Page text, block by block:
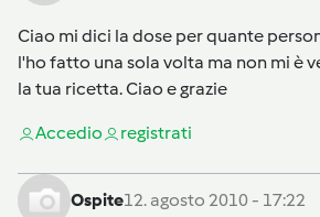
Ciao mi dici la dose per quante
l'ho fatto una sola volta ma non mi è
la tua ricetta. Ciao e grazie
Accedio registrati
Ospite12. agosto 2010 - 17:22